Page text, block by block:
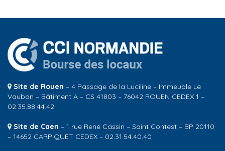
Site de Rouen – 4 Passage de la Luciline – Immeuble Le
Vauban – Bâtiment A – CS 41803 – 76042 ROUEN CEDEX 1 –
02.35.88.44.42
Site de Caen – 1 rue René Cassin – Saint Contest – BP 20110
– 14652 CARPIQUET CEDEX – 02.31.54.40.40